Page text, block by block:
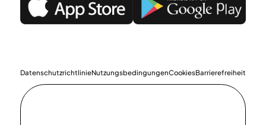
DatenschutzrichtlinieNutzungsbedingungenCookiesBarrierefreiheit